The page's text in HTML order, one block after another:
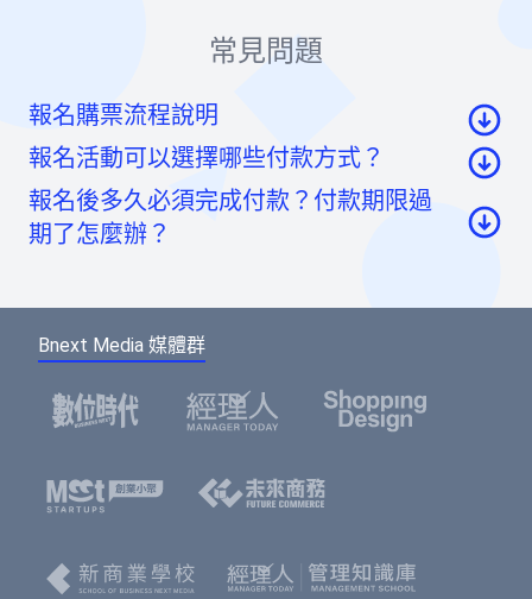
常見問題
報名購票流程說明
至活動頁面點選「我要報名」按鈕後，至票券資
訊頁點選「請先登入」按鈕。
入。（若您尚未成為BNEXTMEDIA會員，請點選
下方的註冊按鈕，即可註冊會員帳號。）
選擇您欲報名的票種及張數後，點選「確認」按
鈕。
名表單中，加速您的報名流程。
寫每個人的資料，或只填寫一位代表人資料。若
報名活動可以選擇哪些付款方式？
信用卡：頁面將轉至綠界科技頁面線上刷卡
款成功。
報名後多久必須完成付款？付款期限過
期了怎麼辦？
費用，系統無法為您保留席次，要參加活動請重新
Bnext Media 媒體群